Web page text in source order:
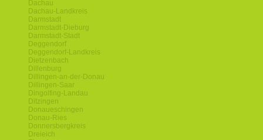
Dachau
Dachau-Landkreis
Darmstadt
Darmstadt-Dieburg
Darmstadt-Stadt
Deggendorf
Deggendorf-Landkreis
Dietzenbach
Dillenburg
Dillingen-an-der-Donau
Dillingen-Saar
Dingolfing-Landau
Ditzingen
Donaueschingen
Donau-Ries
Donnersbergkreis
Dreieich